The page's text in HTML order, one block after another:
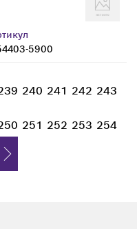
5900
240 241 242 243
251 252 253 254